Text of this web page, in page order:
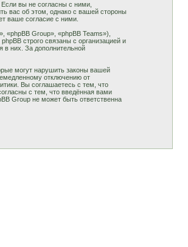
вы не согласны с ними,
вас об этом, однако с вашей стороны
ваше согласие с ними.
Group», «phpBB Teams»),
строго связаны с организацией и
в них. За дополнительной
могут нарушить законы вашей
отключению от
Вы соглашаетесь с тем, что
с тем, что введённая вами
Group не может быть ответственна